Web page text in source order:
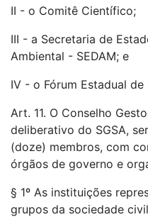
II - o Comitê Científico;
III - a Secretaria de
Ambiental - SEDAM; e
IV - o Fórum Estadual
Art. 11. O Conselho
deliberativo do SGSA,
(doze) membros, com
órgãos de governo e
§ 1º As instituições
grupos da sociedade